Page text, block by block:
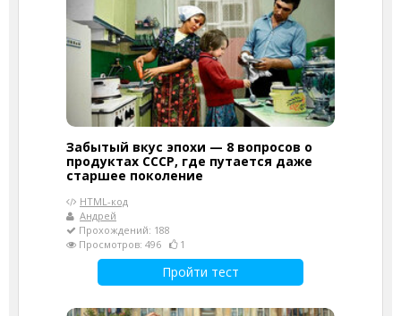
Забытый вкус эпохи — 8 вопросов о
продуктах СССР, где путается даже
старшее поколение
HTML-код
Андрей
Прохождений: 188
Просмотров: 496
1
Пройти тест